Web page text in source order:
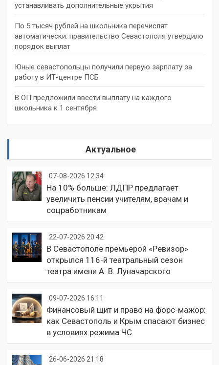
устанавливать дополнительные укрытия
По 5 тысяч рублей на школьника перечислят
автоматически: правительство Севастополя утвердило
порядок выплат
Юные севастопольцы получили первую зарплату за
работу в ИТ-центре ПСБ
В ОП предложили ввести выплату на каждого
школьника к 1 сентября
Актуальное
07-08-2026 12:34
На 10% больше: ЛДПР предлагает
увеличить пенсии учителям, врачам и
соцработникам
22-07-2026 20:42
В Севастополе премьерой «Ревизор»
открылся 116-й театральный сезон
театра имени А. В. Луначарского
09-07-2026 16:11
Финансовый щит и право на форс-мажор:
как Севастополь и Крым спасают бизнес
в условиях режима ЧС
26-06-2026 21:18